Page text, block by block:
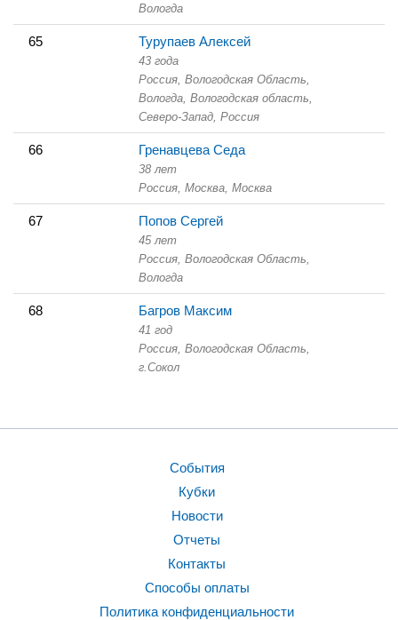
Вологда
65 Турупаев Алексей
43 года
Россия, Вологодская Область,
Вологда, Вологодская область,
Северо-Запад, Россия
66 Гренавцева Седа
38 лет
Россия, Москва, Москва
67 Попов Сергей
45 лет
Россия, Вологодская Область,
Вологда
68 Багров Максим
41 год
Россия, Вологодская Область,
г.Сокол
События
Кубки
Новости
Отчеты
Контакты
Способы оплаты
Политика конфиденциальности